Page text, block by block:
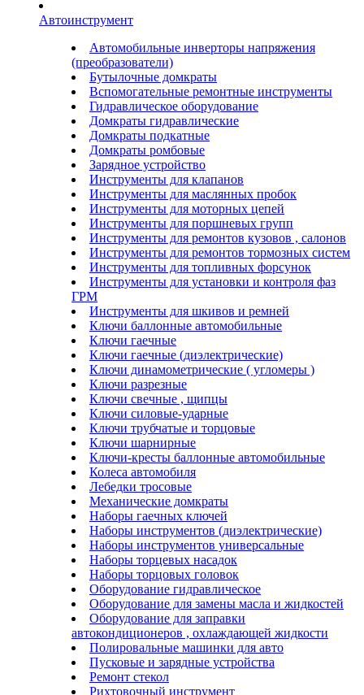
Автоинструмент
Автомобильные инверторы напряжения
(преобразователи)
Бутылочные домкраты
Вспомогательные ремонтные инструменты
Гидравлическое оборудование
Домкраты гидравлические
Домкраты подкатные
Домкраты ромбовые
Зарядное устройство
Инструменты для клапанов
Инструменты для маслянных пробок
Инструменты для моторных цепей
Инструменты для поршневых групп
Инструменты для ремонтов кузовов , салонов
Инструменты для ремонтов тормозных систем
Инструменты для топливных форсунок
Инструменты для установки и контроля фаз
ГРМ
Инструменты для шкивов и ремней
Ключи баллонные автомобильные
Ключи гаечные
Ключи гаечные (диэлектрические)
Ключи динамометрические ( угломеры )
Ключи разрезные
Ключи свечные , щипцы
Ключи силовые-ударные
Ключи трубчатые и торцовые
Ключи шарнирные
Ключи-кресты баллонные автомобильные
Колеса автомобиля
Лебедки тросовые
Механические домкраты
Наборы гаечных ключей
Наборы инструментов (диэлектрические)
Наборы инструментов универсальные
Наборы торцевых насадок
Наборы торцовых головок
Оборудование гидравлическое
Оборудование для замены масла и жидкостей
Оборудование для заправки
автокондиционеров , охлаждающей жидкости
Полировальные машинки для авто
Пусковые и зарядные устройства
Ремонт стекол
Рихтовочный инструмент